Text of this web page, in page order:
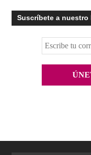
Suscríbete a nuestro